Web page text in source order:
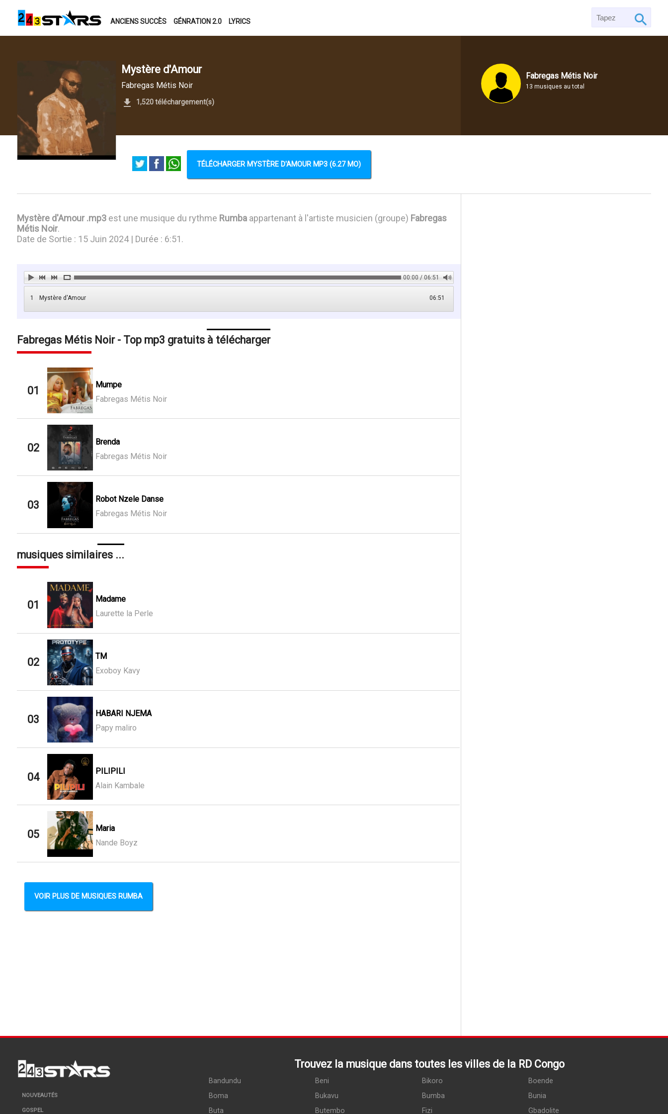
ANCIENS SUCCÈS GÉNRATION 2.0 LYRICS
Mystère d'Amour
Fabregas Métis Noir
1,520 téléchargement(s)
Fabregas Métis Noir
13 musiques au total
TÉLÉCHARGER MYSTÈRE D'AMOUR MP3 (6.27 MO)
Mystère d'Amour .mp3est une musique du rythme Rumbaappartenant à l'artiste musicien (groupe) Fabregas
Métis Noir.
Date de Sortie : 15 Juin 2024 | Durée : 6:51.
00:00 / 06:51
1 06:51
Mystère d'Amour
Fabregas Métis Noir - Top mp3 gratuits à télécharger
01
Mumpe
Fabregas Métis Noir
02
Brenda
Fabregas Métis Noir
03
Robot Nzele Danse
Fabregas Métis Noir
musiques similaires ...
01
Madame
Laurette la Perle
02
TM
Exoboy Kavy
03
HABARI NJEMA
Papy maliro
04
PILIPILI
Alain Kambale
05
Maria
Nande Boyz
VOIR PLUS DE MUSIQUES RUMBA
NOUVEAUTÉS
GOSPEL
Trouvez la musique dans toutes les villes de la RD Congo
Bandundu Beni Bikoro
Boende
Boma
Bukavu Bumba
Bunia
Buta
Butembo Fizi Gbadolite